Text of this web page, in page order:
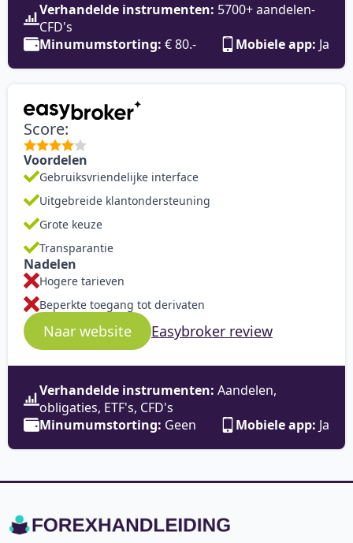
Verhandelde instrumenten: 5700+ aandelen-
CFD's
Minumumstorting: € 80.- Mobiele app: Ja
Score:
Voordelen
Gebruiksvriendelijke interface
Uitgebreide klantondersteuning
Grote keuze
Transparantie
Nadelen
Hogere tarieven
Beperkte toegang tot derivaten
Naar website Easybroker review
Verhandelde instrumenten: Aandelen,
obligaties, ETF's, CFD's
Minumumstorting: Geen Mobiele app: Ja